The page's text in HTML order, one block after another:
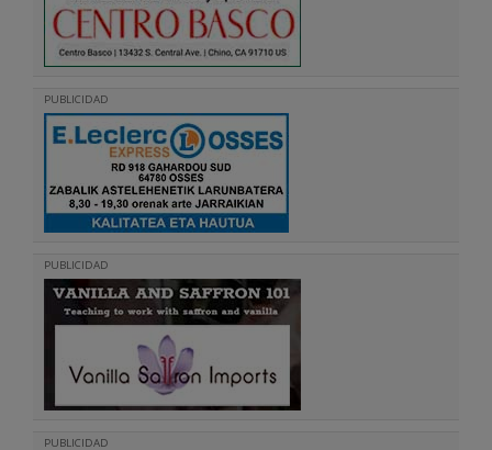
PUBLICIDAD
PUBLICIDAD
PUBLICIDAD